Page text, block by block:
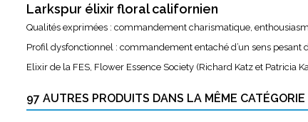
Larkspur élixir floral californien
Qualités exprimées : commandement charismatique,
Profil dysfonctionnel : commandement entaché d’un sens pesant
Elixir de la FES, Flower Essence Society (Richard Katz et Patricia
97 AUTRES PRODUITS DANS LA MÊME CATÉGORIE